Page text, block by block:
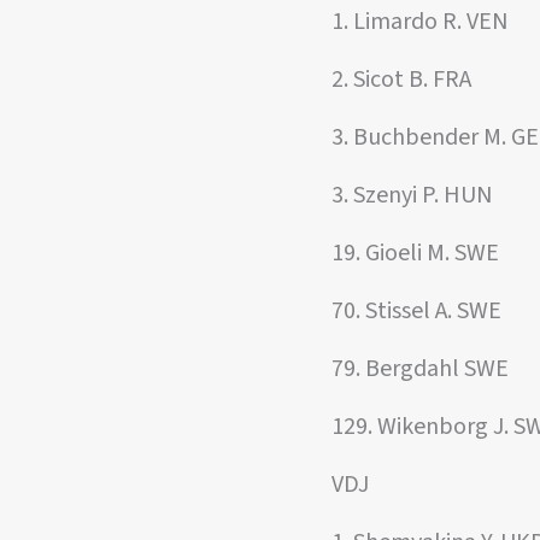
1. Limardo R. VEN
2. Sicot B. FRA
3. Buchbender M.
3. Szenyi P. HUN
19. Gioeli M. SWE
70. Stissel A. SWE
79. Bergdahl SWE
129. Wikenborg J.
VDJ